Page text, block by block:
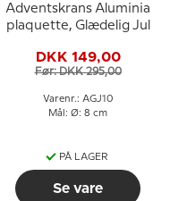
Adventskrans Aluminia
plaquette, Glædelig Jul
DKK 149,00
Før: DKK 295,00
Varenr.: AGJ10
Mål: Ø: 8 cm
PÅ LAGER
Se vare